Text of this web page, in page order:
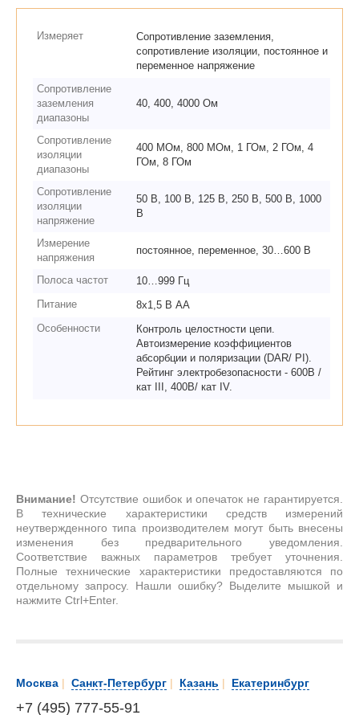
Измеряет
Сопротивление заземления,
сопротивление изоляции, постоянное и
переменное напряжение
Сопротивление
заземления
диапазоны
40, 400, 4000 Ом
Сопротивление
изоляции
диапазоны
400 МОм, 800 МОм, 1 ГОм, 2 ГОм, 4
ГОм, 8 ГОм
Сопротивление
изоляции
напряжение
50 В, 100 В, 125 В, 250 В, 500 В, 1000
В
Измерение
напряжения
постоянное, переменное, 30…600 В
Полоса частот
10…999 Гц
Питание
8х1,5 В АА
Особенности
Контроль целостности цепи.
Автоизмерение коэффициентов
абсорбции и поляризации (DAR/ PI).
Рейтинг электробезопасности - 600В /
кат III, 400В/ кат IV.
Внимание! Отсутствие ошибок и опечаток не гарантируется.
В технические характеристики средств измерений
неутвержденного типа производителем могут быть внесены
изменения без предварительного уведомления.
Соответствие важных параметров требует уточнения.
Полные технические характеристики предоставляются по
отдельному запросу. Нашли ошибку? Выделите мышкой и
нажмите Ctrl+Enter.
Москва | Санкт-Петербург | Казань | Екатеринбург
+7 (495) 777-55-91